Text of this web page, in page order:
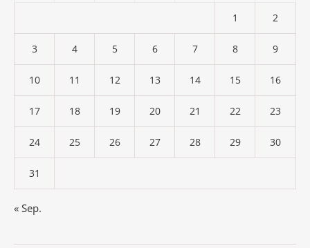
1 2
3 4 5 6 7 8 9
10 11 12 13 14 15 16
17 18 19 20 21 22 23
24 25 26 27 28 29 30
31
« Sep.